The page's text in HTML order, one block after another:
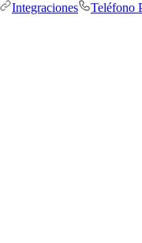
Integraciones Teléfono